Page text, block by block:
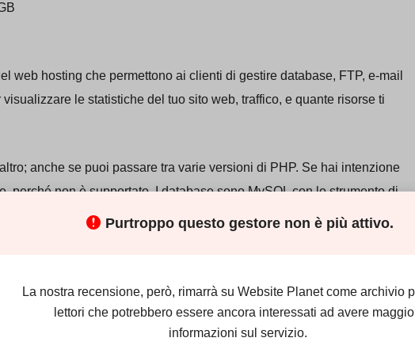
web hosting che permettono ai clienti di gestire database, FTP, e-mail
le statistiche del tuo sito web, traffico, e quante risorse ti
anche se puoi passare tra varie versioni di PHP. Se hai intenzione
perché non è supportato. I database sono MySQL con lo strumento di
possibilità di scegliere il tuo web server. Potrai scegliere Apache,
migliore, se ha intenzione di utilizzare un sistema operativo open-
source. IIS è per l’ambiente SO Windows OS.
hosting premium o avanzate, probabilmente perché non è
Purtroppo questo gestore non è più attivo.
La nostra recensione, però, rimarrà su Website Planet come archivio
lettori che potrebbero essere ancora interessati ad avere
informazioni sul servizio.